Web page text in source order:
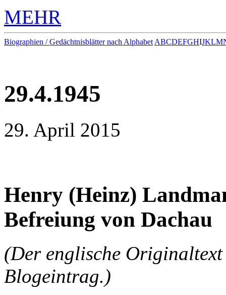
MEHR
Biographien / Gedächtnisblätter nach Alphabet ABCDEFGHIJKLM
29.4.1945
29. April 2015
Henry (Heinz)
Befreiung von Dachau
(Der englische
Blogeintrag.)